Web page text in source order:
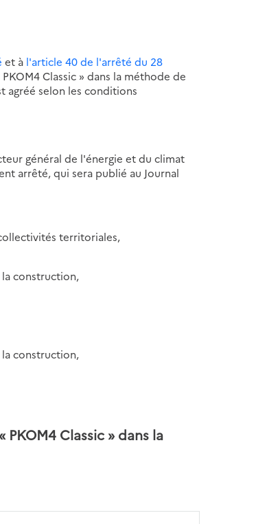
et à l'article 40 de l'arrêté du 28
Classic » dans la méthode de
agréé selon les conditions
général de l'énergie et du climat
arrêté, qui sera publié au Journal
territoriales,
construction,
construction,
Classic » dans la